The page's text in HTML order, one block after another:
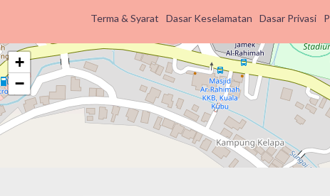
Terma & Syarat Dasar Keselamatan Dasar Privasi
+
−